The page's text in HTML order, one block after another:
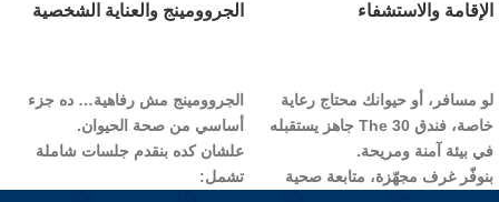
الإقامة والاستشفاء
لو مسافر، أو حيوانك محتاج رعاية
خاصة، فندق The 30 جاهز يستقبله
في بيئة آمنة ومريحة.
بنوفّر غرف مجهّزة، متابعة صحية
الجروومينج والعناية الشخصية
الجروومينج مش رفاهية… ده جزء
أساسي من صحة الحيوان.
علشان كده بنقدم جلسات شاملة
تشمل: